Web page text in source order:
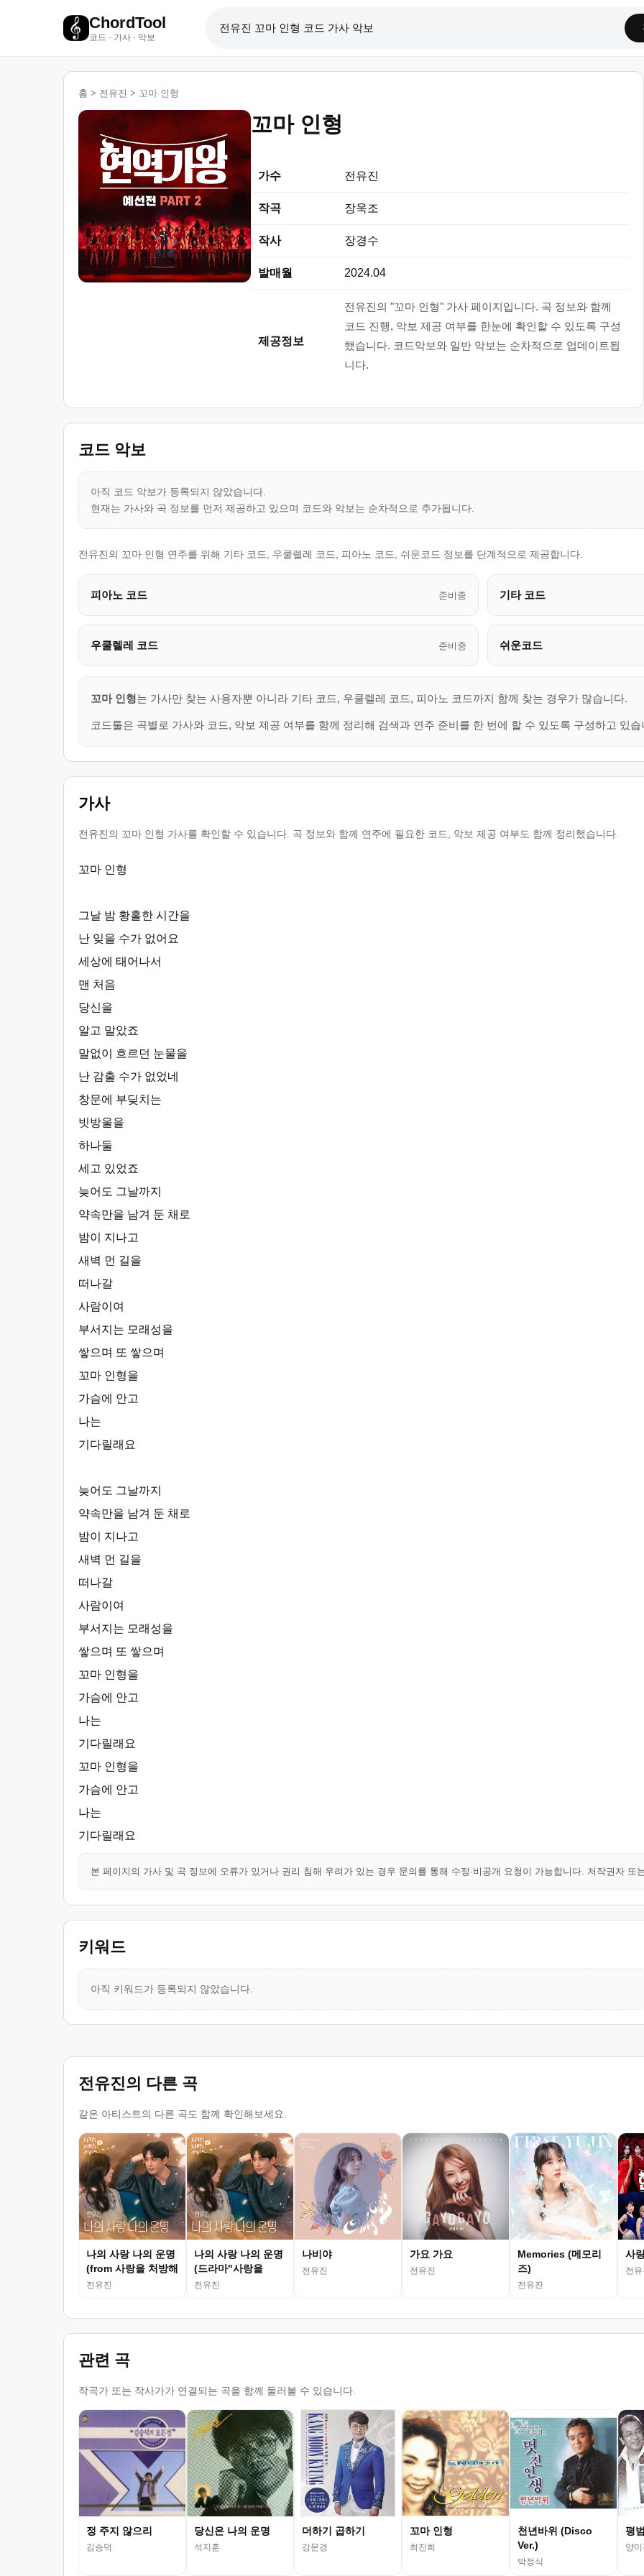
ChordTool
코드 · 가사 · 악보
홈 > 전유진 > 꼬마 인형
꼬마 인형
가수 전유진
작곡 장욱조
작사 장경수
발매월 2024.04
제공정보
전유진의 "꼬마 인형" 가사 페이지입니다. 곡 정보와 함께
코드 진행, 악보 제공 여부를 한눈에 확인할 수 있도록 구성
했습니다. 코드악보와 일반 악보는 순차적으로 업데이트됩
니다.
코드 악보
아직 코드 악보가 등록되지 않았습니다.
현재는 가사와 곡 정보를 먼저 제공하고 있으며 코드와 악보는 순차적으로 추가됩니다.
전유진의 꼬마 인형 연주를 위해 기타 코드, 우쿨렐레 코드, 피아노 코드, 쉬운코드 정보를 단계적으로 제공합니다.
피아노 코드 준비중 기타 코드
우쿨렐레 코드 준비중 쉬운코드
꼬마 인형는 가사만 찾는 사용자뿐 아니라 기타 코드, 우쿨렐레 코드, 피아노 코드까지 함께 찾는 경우가 많습니다.
코드툴은 곡별로 가사와 코드, 악보 제공 여부를 함께 정리해 검색과 연주 준비를 한 번에 할 수 있도록 구성하고 있습
가사
전유진의 꼬마 인형 가사를 확인할 수 있습니다. 곡 정보와 함께 연주에 필요한 코드, 악보 제공 여부도 함께 정리했습니다.
꼬마 인형
그날 밤 황홀한 시간을
난 잊을 수가 없어요
세상에 태어나서
맨 처음
당신을
알고 말았죠
말없이 흐르던 눈물을
난 감출 수가 없었네
창문에 부딪치는
빗방울을
하나둘
세고 있었죠
늦어도 그날까지
약속만을 남겨 둔 채로
밤이 지나고
새벽 먼 길을
떠나갈
사람이여
부서지는 모래성을
쌓으며 또 쌓으며
꼬마 인형을
가슴에 안고
나는
기다릴래요
늦어도 그날까지
약속만을 남겨 둔 채로
밤이 지나고
새벽 먼 길을
떠나갈
사람이여
부서지는 모래성을
쌓으며 또 쌓으며
꼬마 인형을
가슴에 안고
나는
기다릴래요
꼬마 인형을
가슴에 안고
나는
기다릴래요
본 페이지의 가사 및 곡 정보에 오류가 있거나 권리 침해 우려가 있는 경우 문의를 통해 수정·비공개 요청이 가능합니다. 저작권자
키워드
아직 키워드가 등록되지 않았습니다.
전유진의 다른 곡
같은 아티스트의 다른 곡도 함께 확인해보세요.
나의 사랑 나의 운명
(from 사랑을 처방해
드립니다 OST)
전유진
나의 사랑 나의 운명
(드라마"사랑을
처..")
전유진
나비야
전유진
가요 가요
전유진
Memories (메모리
즈)
전유진
사
전
관련 곡
작곡가 또는 작사가가 연결되는 곡을 함께 둘러볼 수 있습니다.
정 주지 않으리
김승덕
당신은 나의 운명
석지훈
더하기 곱하기
강문경
꼬마 인형
최진희
천년바위 (Disco
Ver.)
박정식
평
양